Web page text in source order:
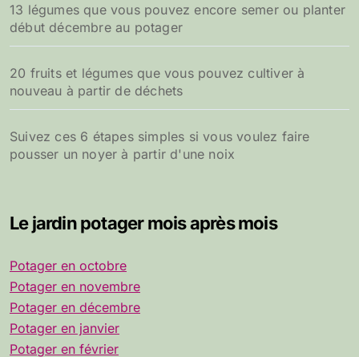
13 légumes que vous pouvez encore semer ou planter
début décembre au potager
20 fruits et légumes que vous pouvez cultiver à
nouveau à partir de déchets
Suivez ces 6 étapes simples si vous voulez faire
pousser un noyer à partir d'une noix
Le jardin potager mois après mois
Potager en octobre
Potager en novembre
Potager en décembre
Potager en janvier
Potager en février